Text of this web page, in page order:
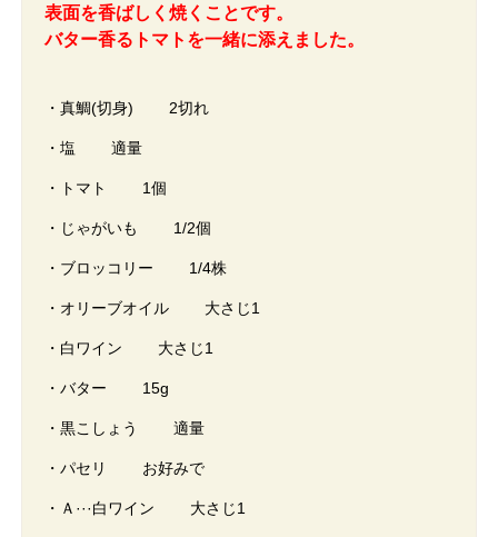
表面を香ばしく焼くことです。
バター香るトマトを一緒に添えました。
・真鯛(切身) 2切れ
・塩 適量
・トマト 1個
・じゃがいも 1/2個
・ブロッコリー 1/4株
・オリーブオイル 大さじ1
・白ワイン 大さじ1
・バター 15g
・黒こしょう 適量
・パセリ お好みで
・Ａ···白ワイン 大さじ1